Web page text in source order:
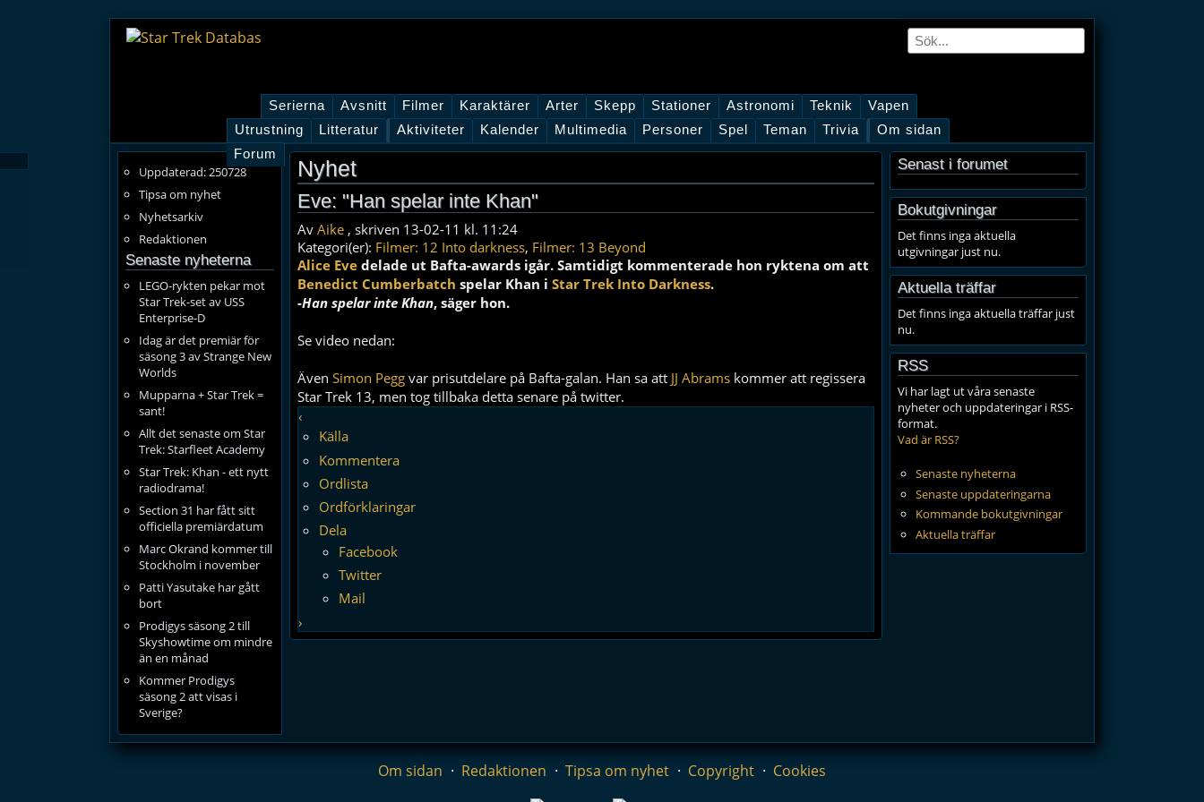
Uppdaterad: 250728
Tipsa om nyhet
Nyhetsarkiv
Redaktionen
Senaste nyheterna
LEGO-rykten pekar mot
Star Trek-set av USS
Enterprise-D
Idag är det premiär för
säsong 3 av Strange New
Worlds
Mupparna + Star Trek =
sant!
Allt det senaste om Star
Trek: Starfleet Academy
Star Trek: Khan - ett nytt
radiodrama!
Section 31 har fått sitt
officiella premiärdatum
Marc Okrand kommer till
Stockholm i november
Patti Yasutake har gått
bort
Prodigys säsong 2 till
Skyshowtime om mindre
än en månad
Kommer Prodigys
säsong 2 att visas i
Sverige?
Nyhet
Eve: "Han spelar inte Khan"
Av Aike , skriven 13-02-11 kl. 11:24
Kategori(er): Filmer: 12 Into darkness, Filmer: 13 Beyond
Alice Eve delade ut Bafta-awards igår. Samtidigt kommenterade hon ryktena om att
Benedict Cumberbatch spelar Khan i Star Trek Into Darkness.
-Han spelar inte Khan, säger hon.
Se video nedan:
Även Simon Pegg var prisutdelare på Bafta-galan. Han sa att JJ Abrams kommer att regissera
Star Trek 13, men tog tillbaka detta senare på twitter.
‹
Källa
Kommentera
Ordlista
Ordförklaringar
Dela
Facebook
Twitter
Mail
›
Senast i forumet
Bokutgivningar
Det finns inga aktuella
utgivningar just nu.
Aktuella träffar
Det finns inga aktuella träffar just
nu.
RSS
Vi har lagt ut våra senaste
nyheter och uppdateringar i RSS-
format.
Vad är RSS?
Senaste nyheterna
Senaste uppdateringarna
Kommande bokutgivningar
Aktuella träffar
Serierna Avsnitt Filmer Karaktärer Arter Skepp Stationer Astronomi Teknik
Vapen
Utrustning
Litteratur Aktiviteter Kalender Multimedia Personer Spel Teman Trivia
Om sidan
Forum
Om sidan Redaktionen Tipsa om nyhet Copyright Cookies